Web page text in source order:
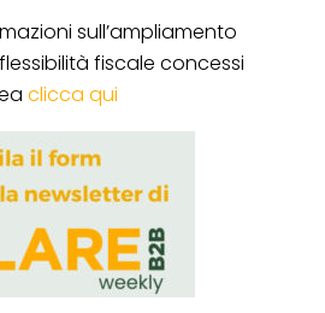
sull’ampliamento
fiscale concessi
clicca qui